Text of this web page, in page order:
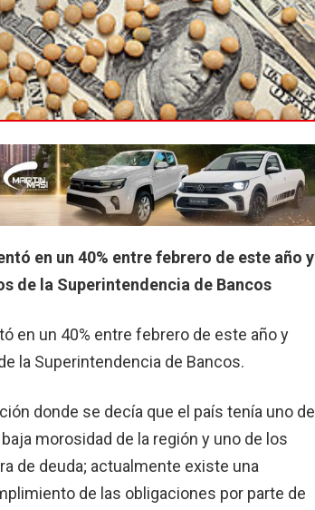
en un 40% entre febrero de este año y
de la Superin­tendencia de Bancos
en un 40% entre febrero de este año y
la Superin­tendencia de Bancos.
donde se decía que el país tenía uno de
moro­sidad de la región y uno de los
de deuda; actualmen­te existe una
de las obligaciones por par­te de